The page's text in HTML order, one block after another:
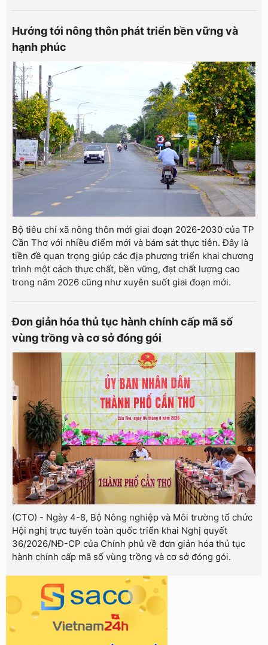
Hướng tới nông thôn phát triển bền vững và
hạnh phúc
Bộ tiêu chí xã nông thôn mới giai đoạn 2026-2030 của TP
Cần Thơ với nhiều điểm mới và bám sát thực tiễn. Đây là
tiền đề quan trọng giúp các địa phương triển khai chương
trình một cách thực chất, bền vững, đạt chất lượng cao
trong năm 2026 cũng như xuyên suốt giai đoạn mới.
Đơn giản hóa thủ tục hành chính cấp mã số
vùng trồng và cơ sở đóng gói
(CTO) - Ngày 4-8, Bộ Nông nghiệp và Môi trường tổ chức
Hội nghị trực tuyến toàn quốc triển khai Nghị quyết
36/2026/NĐ-CP của Chính phủ về đơn giản hóa thủ tục
hành chính cấp mã số vùng trồng và cơ sở đóng gói.